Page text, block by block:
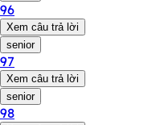
96
Xem câu trả lời
senior
97
Xem câu trả lời
senior
98